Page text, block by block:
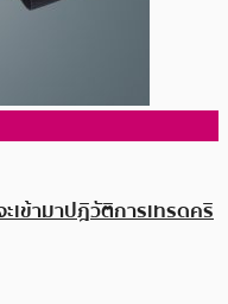
เข้ามาปฎิวัติการเทรดคริ